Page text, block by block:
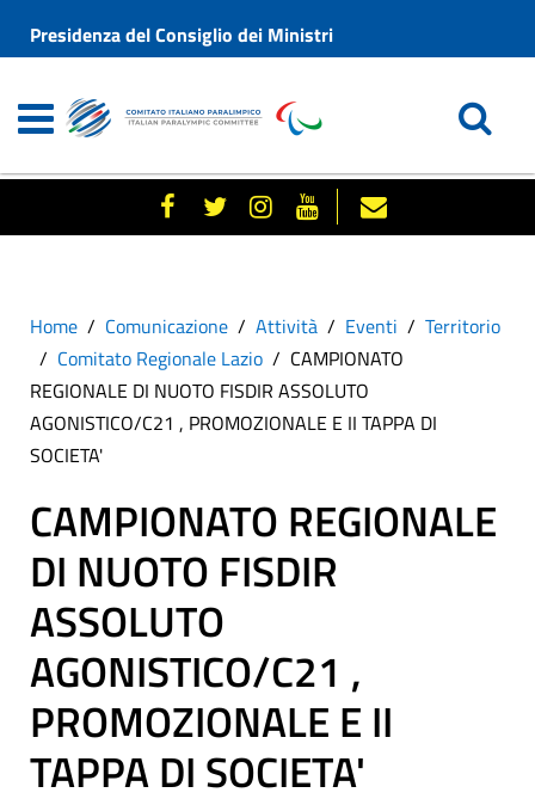
Presidenza del Consiglio dei Ministri
Home Comunicazione Attività Eventi
Territorio
Comitato Regionale Lazio
CAMPIONATO
REGIONALE DI NUOTO FISDIR ASSOLUTO
AGONISTICO/C21 , PROMOZIONALE E II TAPPA DI
SOCIETA'
CAMPIONATO REGIONALE
DI NUOTO FISDIR
ASSOLUTO
AGONISTICO/C21 ,
PROMOZIONALE E II
TAPPA DI SOCIETA'